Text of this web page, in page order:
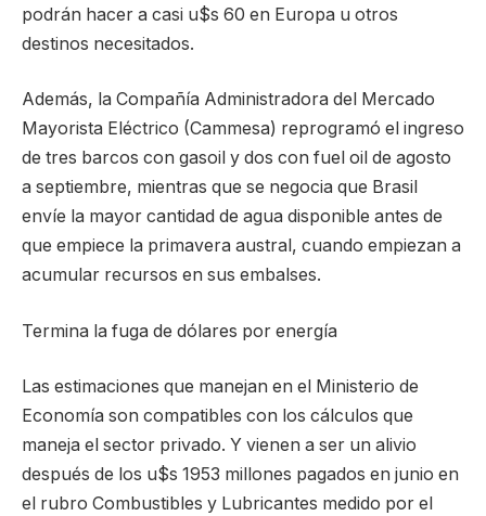
podrán hacer a casi u$s 60 en Europa u otros
destinos necesitados.
Además, la Compañía Administradora del Mercado
Mayorista Eléctrico (Cammesa) reprogramó el ingreso
de tres barcos con gasoil y dos con fuel oil de agosto
a septiembre, mientras que se negocia que Brasil
envíe la mayor cantidad de agua disponible antes de
que empiece la primavera austral, cuando empiezan a
acumular recursos en sus embalses.
Termina la fuga de dólares por energía
Las estimaciones que manejan en el Ministerio de
Economía son compatibles con los cálculos que
maneja el sector privado. Y vienen a ser un alivio
después de los u$s 1953 millones pagados en junio en
el rubro Combustibles y Lubricantes medido por el